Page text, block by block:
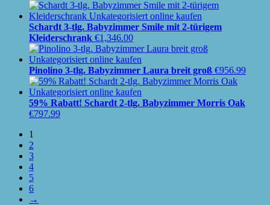
Schardt 3-tlg. Babyzimmer Smile mit 2-türigem
Kleiderschrank €1,346.00
Pinolino 3-tlg. Babyzimmer Laura breit groß €956.99
59% Rabatt! Schardt 2-tlg. Babyzimmer Morris Oak
€797.99
1
2
3
4
5
6
→